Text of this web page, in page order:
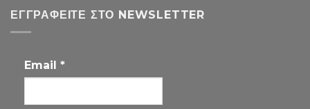
ΕΓΓΡΑΦΕΊΤΕ ΣΤΟ NEWSLETTER
Email *